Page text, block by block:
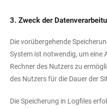
3. Zweck der
Die vorübergehende
System ist notwendig, um eine
Rechner des Nutzers zu
des Nutzers für die Dauer der
Die Speicherung in Logfiles